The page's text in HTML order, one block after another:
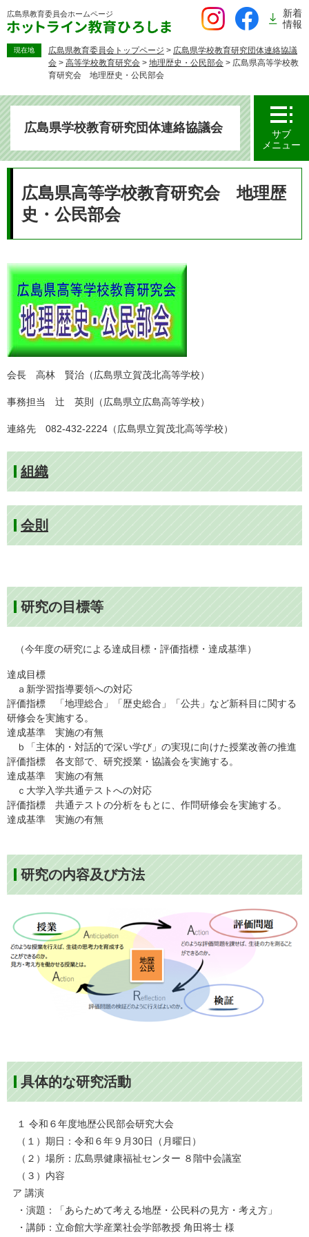
ー
で
す。
広島県教育委員会ホームページ
新着
情報
現在地 広島県教育委員会トップページ > 広島県学校教育研究団体連絡協議
会 > 高等学校教育研究会 > 地理歴史・公民部会 > 広島県高等学校教
育研究会 地理歴史・公民部会
広島県学校教育研究団体連絡協議会
サブ
メニュー
広島県高等学校教育研究会 地理歴
史・公民部会
会長 高林 賢治（広島県立賀茂北高等学校）
事務担当 辻 英則（広島県立広島高等学校）
連絡先 082-432-2224（広島県立賀茂北高等学校）
組織
会則
研究の目標等
（今年度の研究による達成目標・評価指標・達成基準）
達成目標
ａ新学習指導要領への対応
評価指標 「地理総合」「歴史総合」「公共」など新科目に関する
研修会を実施する。
達成基準 実施の有無
ｂ「主体的・対話的で深い学び」の実現に向けた授業改善の推進
評価指標 各支部で、研究授業・協議会を実施する。
達成基準 実施の有無
ｃ大学入学共通テストへの対応
評価指標 共通テストの分析をもとに、作問研修会を実施する。
達成基準 実施の有無
研究の内容及び方法
具体的な研究活動
１ 令和６年度地歴公民部会研究大会
（１）期日：令和６年９月30日（月曜日）
（２）場所：広島県健康福祉センター ８階中会議室
（３）内容
ア 講演
・演題：「あらためて考える地歴・公民科の見方・考え方」
・講師：立命館大学産業社会学部教授 角田将士 様